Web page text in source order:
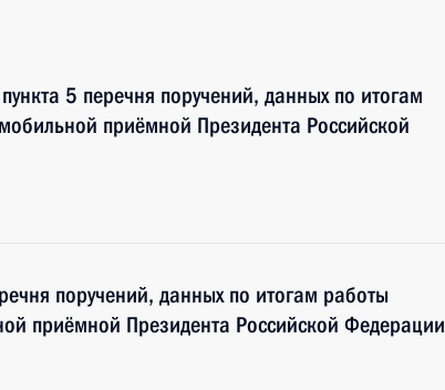
5 перечня поручений, данных по итогам
приёмной Президента Российской
поручений, данных по итогам работы
приёмной Президента Российской Федерации